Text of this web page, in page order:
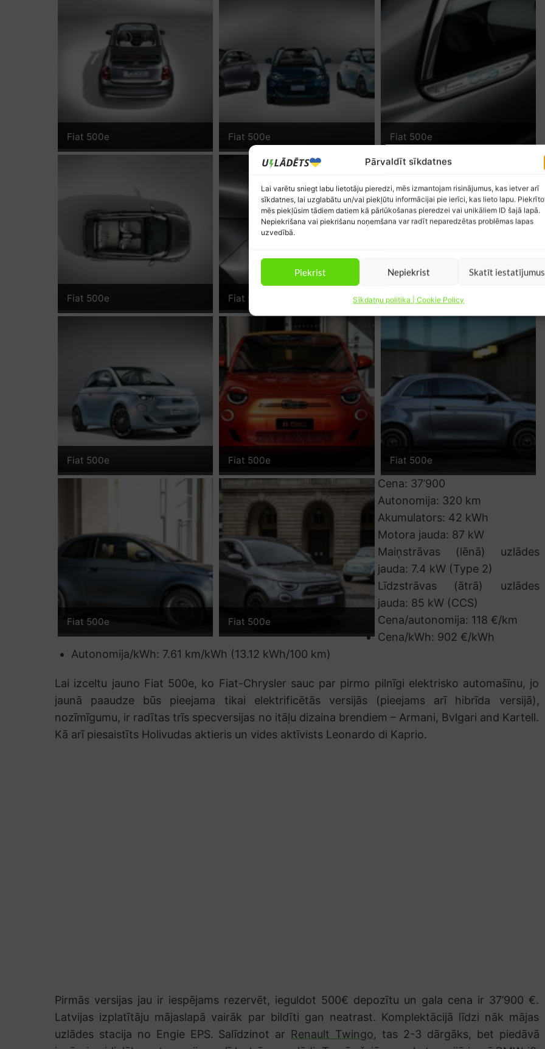
Pārvaldīt sīkdatnes
Lai varētu sniegt labu lietotāju pieredzi, mēs izmantojam risinājumus, kas ietver arī
sīkdatnes, lai uzglabātu un/vai piekļūtu informācijai pie ierīci, kas lieto lapu.
mēs piekļūsim tādiem datiem kā pārlūkošanas pieredzei vai unikāliem ID šajā lapā.
Nepiekrišana vai piekrišanu noņemšana var radīt neparedzētas problēmas lapas
uzvedībā.
Piekrist Nepiekrist Skatīt iestatījumus
Sīkdatņu politika | Cookie Policy
Fiat 500e Fiat 500e Fiat 500e
Fiat 500e Fiat 500e Fiat 500e
Fiat 500e Fiat 500e Fiat 500e
Fiat 500e Fiat 500e
Cena: 37’900
Autonomija: 320 km
Akumulators: 42 kWh
Motora jauda: 87 kW
Maiņstrāvas (lēnā) uzlādes
jauda: 7.4 kW (Type 2)
Līdzstrāvas (ātrā) uzlādes
jauda: 85 kW (CCS)
Cena/autonomija: 118 €/km
Cena/kWh: 902 €/kWh
Autonomija/kWh: 7.61 km/kWh (13.12 kWh/100 km)
Lai izceltu jauno Fiat 500e, ko Fiat-Chrysler sauc par pirmo pilnīgi elektrisko automašīnu, jo
jaunā paaudze būs pieejama tikai elektrificētās versijās (pieejams arī hibrīda versijā),
nozīmīgumu, ir radītas trīs specversijas no itāļu dizaina brendiem – Armani, Bvlgari and Kartell.
Kā arī piesaistīts Holivudas aktieris un vides aktīvists Leonardo di Kaprio.
Pirmās versijas jau ir iespējams rezervēt, ieguldot 500€ depozītu un gala cena ir 37’900 €.
Latvijas izplatītāju mājaslapā vairāk par bildīti gan neatrast. Komplektācijā līdzi nāk mājas
uzlādes stacija no Engie EPS. Salīdzinot ar Renault Twingo, tas 2-3 dārgāks, bet piedāvā